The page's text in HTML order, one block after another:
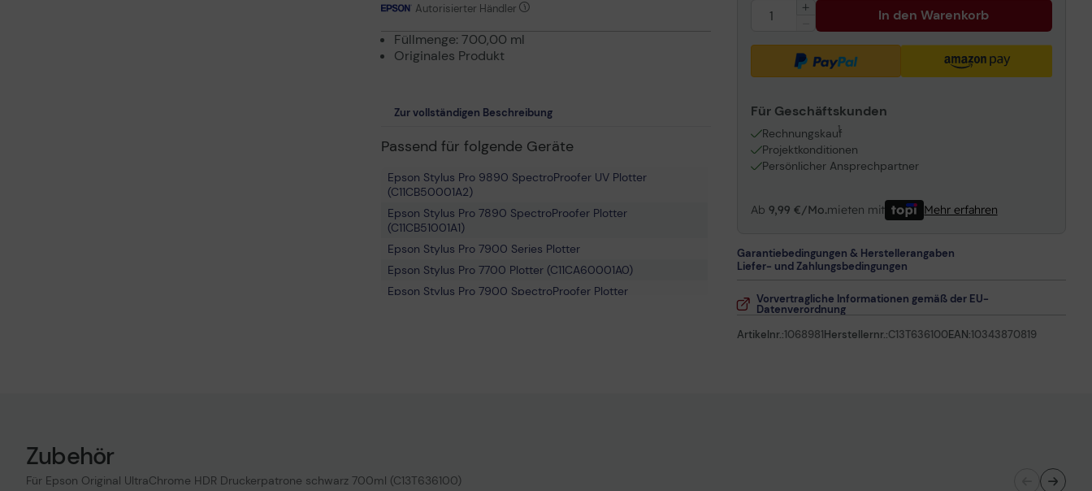
Autorisierter Händler
Füllmenge: 700,00 ml
Originales Produkt
Zur vollständigen Beschreibung
Passend für folgende Geräte
Epson Stylus Pro 9890 SpectroProofer UV Plotter
(C11CB50001A2)
Epson Stylus Pro 7890 SpectroProofer Plotter
(C11CB51001A1)
Epson Stylus Pro 7900 Series Plotter
Epson Stylus Pro 7700 Plotter (C11CA60001A0)
Epson Stylus Pro 7900 SpectroProofer Plotter
(C11CB51001A2)
In den Warenkorb
Für Geschäftskunden
Rechnungskauf
1
Projektkonditionen
Persönlicher Ansprechpartner
Ab 9,99 €/Mo.mieten mit Mehr erfahren
Garantiebedingungen & Herstellerangaben
Liefer- und Zahlungsbedingungen
Vorvertragliche Informationen gemäß der EU-
Datenverordnung
Artikelnr.:1068981Herstellernr.:C13T636100EAN:10343870819
Zubehör
Für Epson Original UltraChrome HDR Druckerpatrone schwarz 700ml (C13T636100)